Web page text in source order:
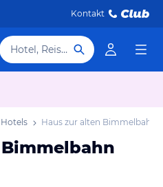
Kontakt
Hotel, Reiseziel
Haus zur alten Bimmelbahn